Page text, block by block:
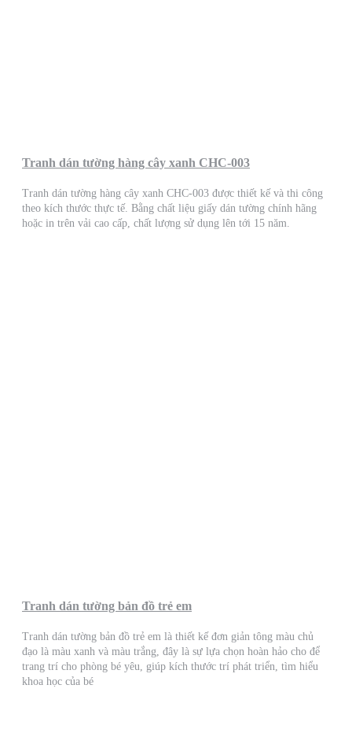
Tranh dán tường hàng cây xanh CHC-003
Tranh dán tường hàng cây xanh CHC-003 được thiết kế và thi công
theo kích thước thực tế. Bằng chất liệu giấy dán tường chính hãng
hoặc in trên vải cao cấp, chất lượng sử dụng lên tới 15 năm.
Tranh dán tường bản đồ trẻ em
Tranh dán tường bản đồ trẻ em là thiết kế đơn giản tông màu chủ
đạo là màu xanh và màu trắng, đây là sự lựa chọn hoàn hảo cho để
trang trí cho phòng bé yêu, giúp kích thước trí phát triển, tìm hiểu
khoa học của bé